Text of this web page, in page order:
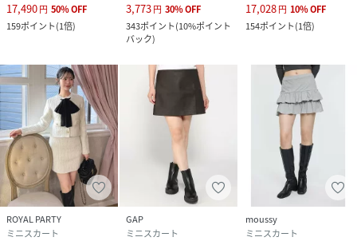
17,490円 50%OFF
159ポイント(1倍)
3,773円 30%OFF
343ポイント(10%ポイント
バック)
17,028円 10%OFF
154ポイント(1倍)
ROYAL PARTY
ミニスカート
GAP
ミニスカート
moussy
ミニスカート